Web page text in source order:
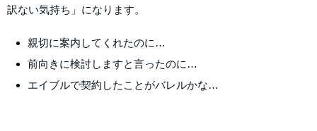
訳ない気持ち」になります。
親切に案内してくれたのに…
前向きに検討しますと言ったのに…
エイブルで契約したことがバレルかな…